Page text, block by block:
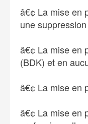
â€¢ La mise en
une
â€¢ La mise en
(BDK) et en
â€¢ La mise en
â€¢ La mise en